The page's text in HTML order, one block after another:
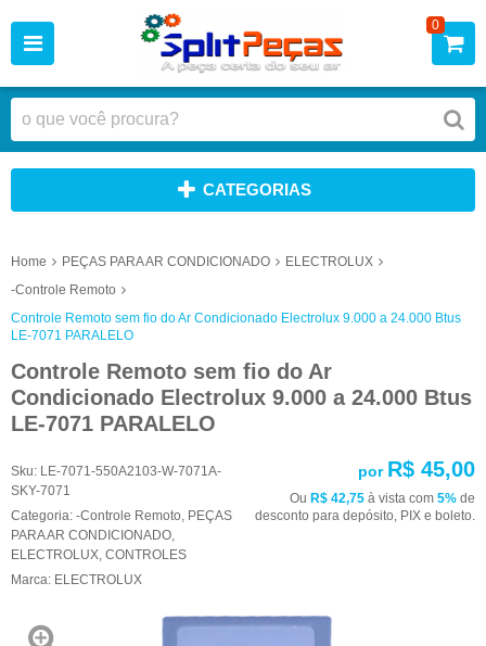
0
CATEGORIAS
Home PEÇAS PARA AR CONDICIONADO
ELECTROLUX
-Controle Remoto
Controle Remoto sem fio do Ar Condicionado Electrolux 9.000 a 24.000 Btus
LE-7071 PARALELO
Controle Remoto sem fio do Ar
Condicionado Electrolux 9.000 a 24.000 Btus
LE-7071 PARALELO
Sku: LE-7071-550A2103-W-7071A-
SKY-7071
Categoria: -Controle Remoto PEÇAS
PARA AR CONDICIONADO
ELECTROLUX CONTROLES
Marca: ELECTROLUX
por R$ 45,00
Ou R$ 42,75 à vista com 5% de
desconto para depósito, PIX e boleto.